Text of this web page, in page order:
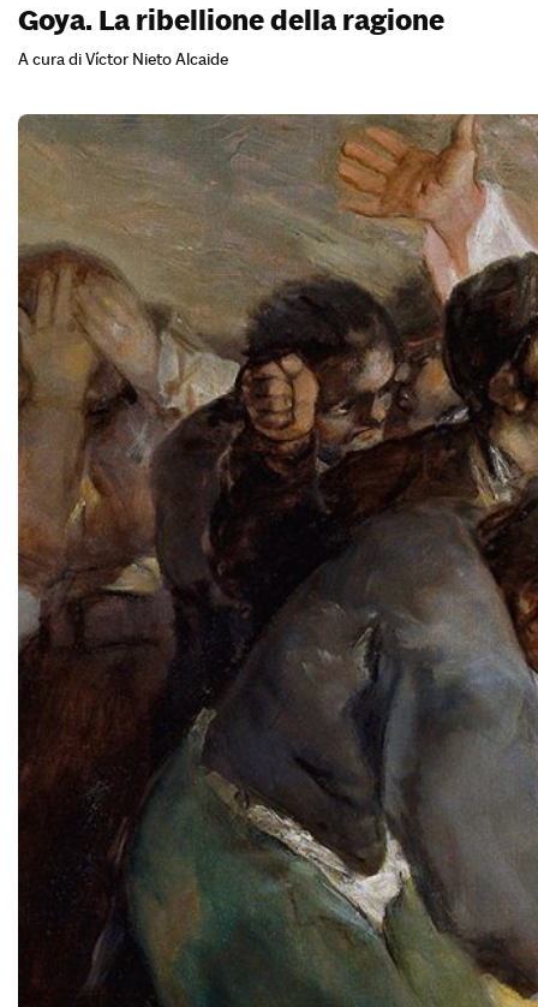
Goya. La ribellione della ragione
A cura di Víctor Nieto Alcaide